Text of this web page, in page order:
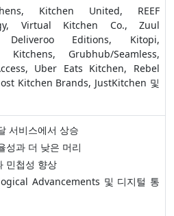
Kitchen United, REEF
Virtual Kitchen Co., Zuul
Deliveroo Editions, Kitopi,
Kitchens, Grubhub/Seamless,
Uber Eats Kitchen, Rebel
Kitchen Brands, JustKitchen 및
서비스에서 상승
성과 더 낮은 머리
민첩성 향상
Advancements 및 디지털 통